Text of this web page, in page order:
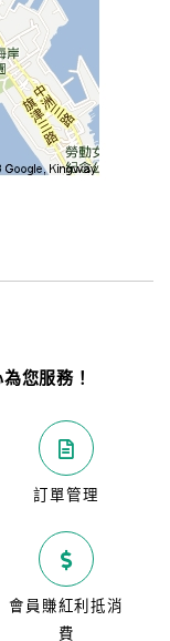
您服務！
訂單管理
會員賺紅利抵消
費